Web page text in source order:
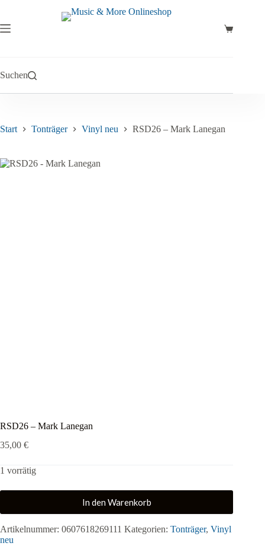
springen
Warenkorb
Suchen
Start Tonträger Vinyl neu RSD26 – Mark Lanegan
RSD26 – Mark Lanegan
35,00 €
1 vorrätig
In den Warenkorb
Artikelnummer: 0607618269111 Kategorien: Tonträger, Vinyl
neu